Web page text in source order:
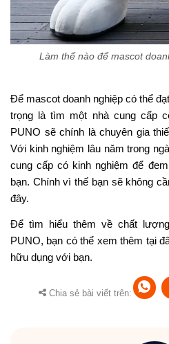
Làm thế nào để mascot
Để mascot doanh nghiệp có thể
trọng là tìm một nhà cung cấp
PUNO sẽ chính là chuyên gia
Với kinh nghiệm lâu năm trong
cung cấp có kinh nghiệm để
bạn. Chính vì thế bạn sẽ không
đây.
Để tìm hiểu thêm về chất
PUNO, bạn có thể xem thêm tại
hữu dụng với bạn.
Chia sẻ bài viết trên: